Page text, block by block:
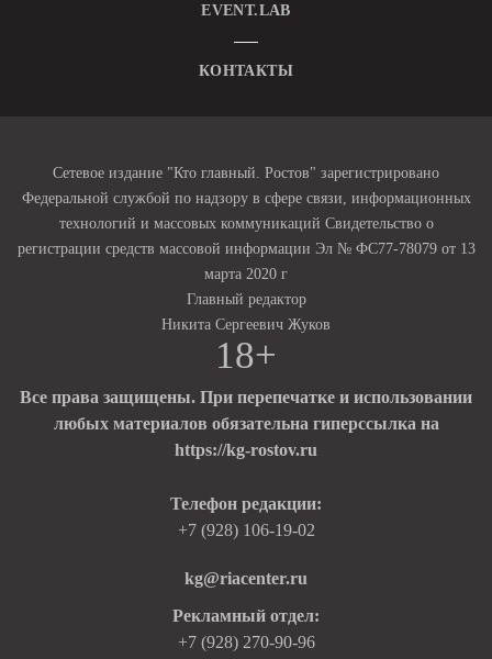
EVENT.LAB
КОНТАКТЫ
Сетевое издание "Кто главный. Ростов" зарегистрировано
Федеральной службой по надзору в сфере связи, информационных
технологий и массовых коммуникаций Свидетельство о
регистрации средств массовой информации Эл № ФС77-78079 от 13
марта 2020 г
Главный редактор
Никита Сергеевич Жуков
18+
Все права защищены. При перепечатке и использовании
любых материалов обязательна гиперссылка на
https://kg-rostov.ru
Телефон редакции:
+7 (928) 106-19-02
kg@riacenter.ru
Рекламный отдел:
+7 (928) 270-90-96